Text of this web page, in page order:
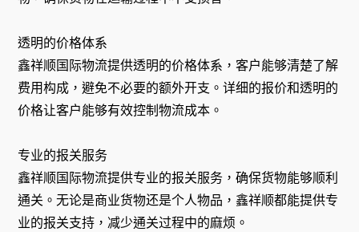
透明的价格体系
鑫祥顺国际物流提供透明的价格体系，客户能够清楚了解
费用构成，避免不必要的额外开支。详细的报价和透明的
价格让客户能够有效控制物流成本。
专业的报关服务
鑫祥顺国际物流提供专业的报关服务，确保货物能够顺利
通关。无论是商业货物还是个人物品，鑫祥顺都能提供专
业的报关支持，减少通关过程中的麻烦。